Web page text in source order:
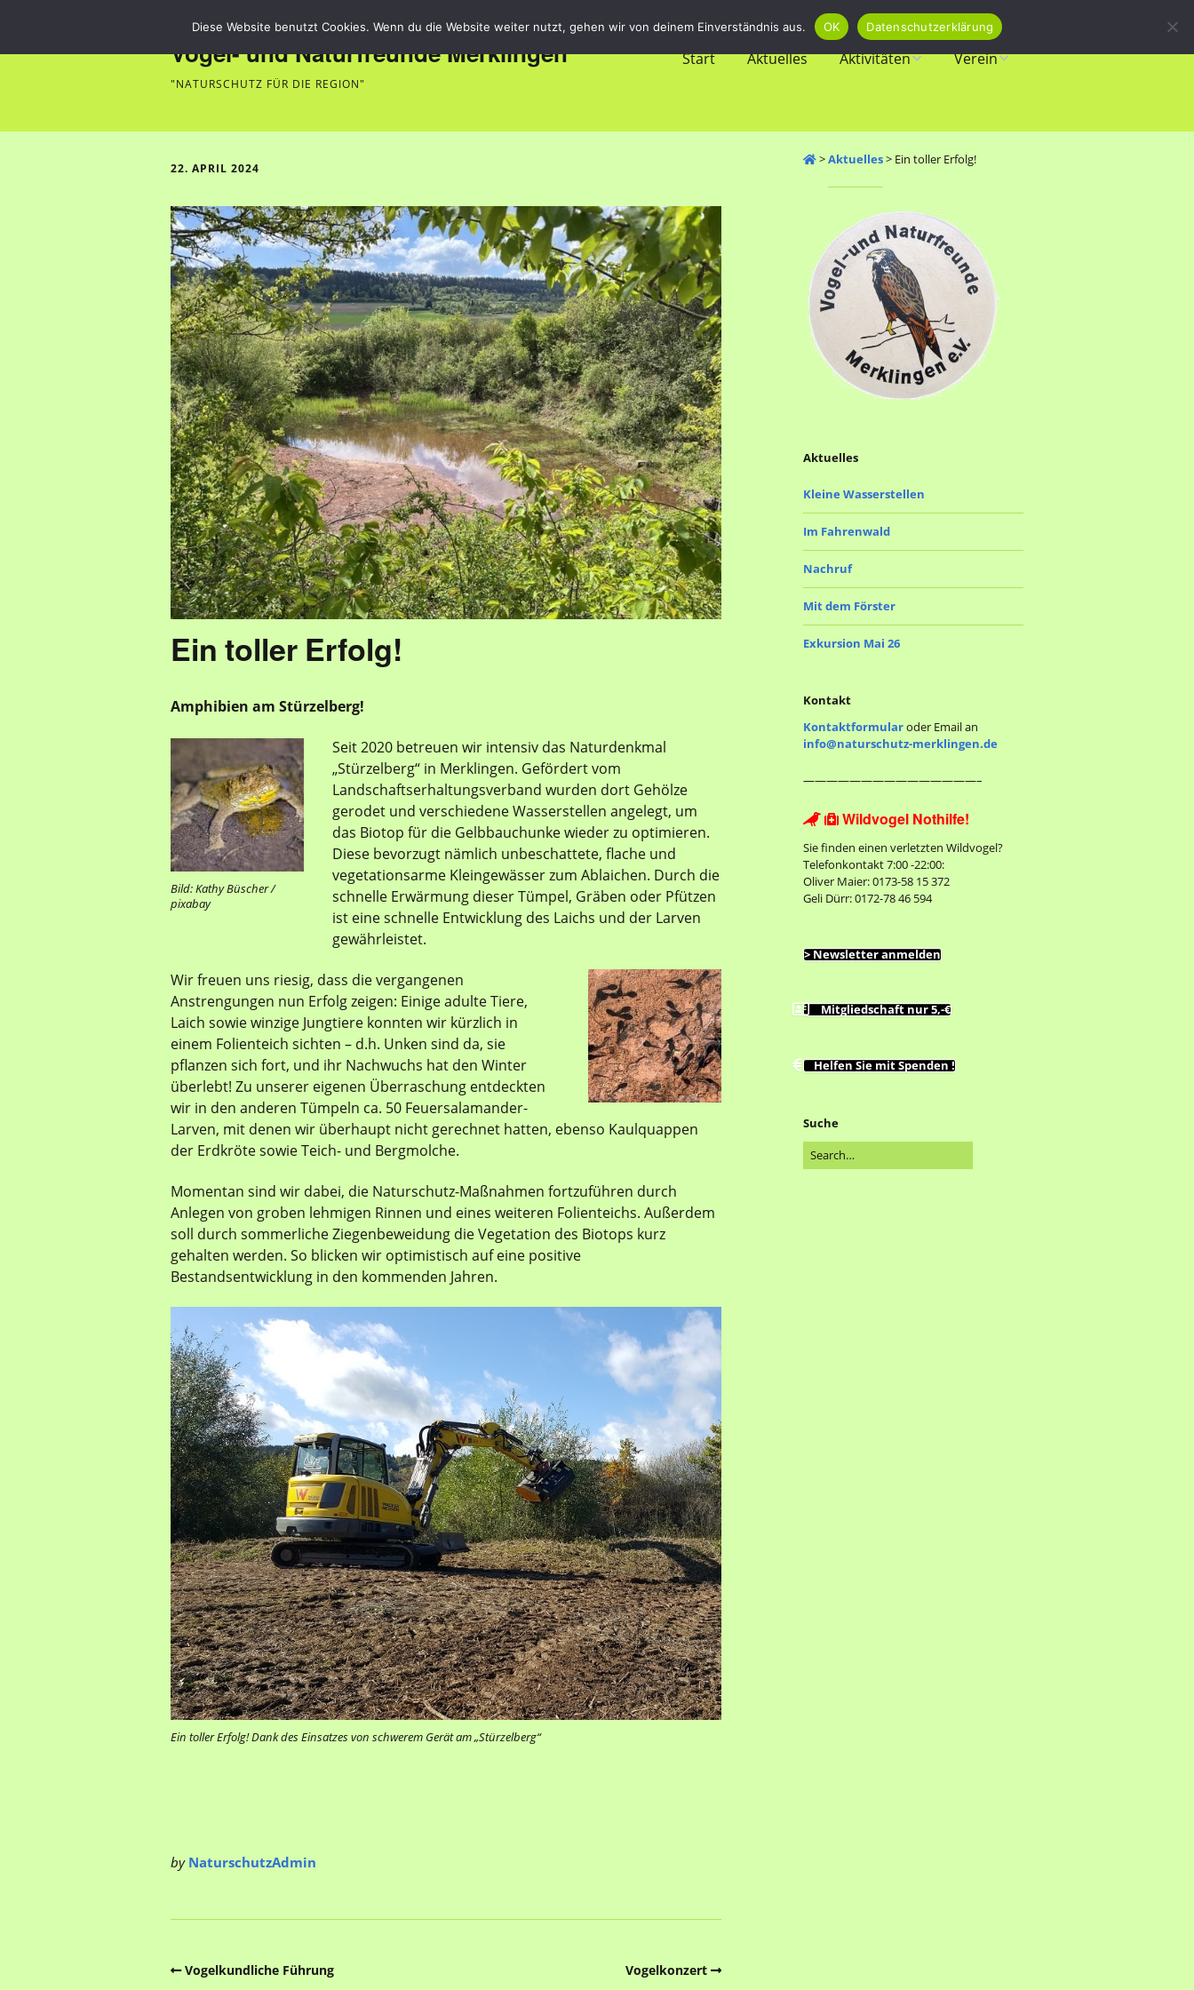
Vogel- und Naturfreunde Merklingen
"NATURSCHUTZ FÜR DIE REGION"
Start Aktuelles Aktivitäten
Amphibienschutz
Vogelschutz
Verein
Spenden
Vereinsgeschichte
Links & Download
22. APRIL 2024
Ein toller Erfolg!
Amphibien am Stürzelberg!
Bild: Kathy Büscher /
pixabay
Seit 2020 betreuen wir intensiv das Naturdenkmal
„Stürzelberg“ in Merklingen. Gefördert vom
Landschaftserhaltungsverband wurden dort Gehölze
gerodet und verschiedene Wasserstellen angelegt, um
das Biotop für die Gelbbauchunke wieder zu optimieren.
Diese bevorzugt nämlich unbeschattete, flache und
vegetationsarme Kleingewässer zum Ablaichen. Durch die
schnelle Erwärmung dieser Tümpel, Gräben oder Pfützen
ist eine schnelle Entwicklung des Laichs und der Larven
gewährleistet.
Wir freuen uns riesig, dass die vergangenen
Anstrengungen nun Erfolg zeigen: Einige adulte Tiere,
Laich sowie winzige Jungtiere konnten wir kürzlich in
einem Folienteich sichten – d.h. Unken sind da, sie
pflanzen sich fort, und ihr Nachwuchs hat den Winter
überlebt! Zu unserer eigenen Überraschung entdeckten
wir in den anderen Tümpeln ca. 50 Feuersalamander-
Larven, mit denen wir überhaupt nicht gerechnet hatten, ebenso Kaulquappen
der Erdkröte sowie Teich- und Bergmolche.
Momentan sind wir dabei, die Naturschutz-Maßnahmen fortzuführen durch
Anlegen von groben lehmigen Rinnen und eines weiteren Folienteichs. Außerdem
soll durch sommerliche Ziegenbeweidung die Vegetation des Biotops kurz
gehalten werden. So blicken wir optimistisch auf eine positive
Bestandsentwicklung in den kommenden Jahren.
Ein toller Erfolg! Dank des Einsatzes von schwerem Gerät am „Stürzelberg“
by NaturschutzAdmin
Vogelkundliche Führung Vogelkonzert
>Aktuelles> Ein toller Erfolg!
Aktuelles
Kleine Wasserstellen
Im Fahrenwald
Nachruf
Mit dem Förster
Exkursion Mai 26
Kontakt
Kontaktformularoder Email an
info@naturschutz-merklingen.de
———————————————–
  Wildvogel Nothilfe!
Sie finden einen verletzten Wildvogel?
Telefonkontakt 7:00 -22:00:
Oliver Maier: 0173-58 15 372
Geli Dürr: 0172-78 46 594
> Newsletter anmelden
Mitgliedschaft nur 5,-€
Helfen Sie mit Spenden !
Suche
Diese Website benutzt Cookies. Wenn du die Website weiter nutzt, gehen wir von deinem Einverständnis aus. OK Datenschutzerklärung